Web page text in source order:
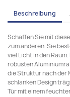
Beschreibung
Schaffen Sie mit
zum anderen. Sie
viel Licht in den
robusten
die Struktur nach der
schlanken Design
Tür mit einem